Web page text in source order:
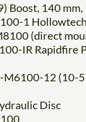
Boost, 140
1
(direct
IR Rapidfire
M6100-12 (10-
Disc